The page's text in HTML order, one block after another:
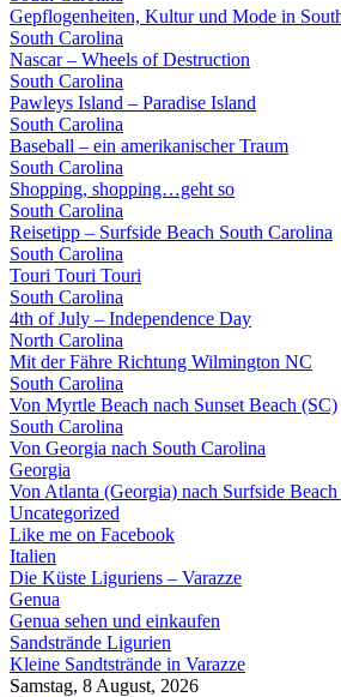
Gepflogenheiten, Kultur und Mode in
South Carolina
Nascar – Wheels of Destruction
South Carolina
Pawleys Island – Paradise Island
South Carolina
Baseball – ein amerikanischer Traum
South Carolina
Shopping, shopping…geht so
South Carolina
Reisetipp – Surfside Beach South Carolina
South Carolina
Touri Touri Touri
South Carolina
4th of July – Independence Day
North Carolina
Mit der Fähre Richtung Wilmington NC
South Carolina
Von Myrtle Beach nach Sunset Beach (SC)
South Carolina
Von Georgia nach South Carolina
Georgia
Von Atlanta (Georgia) nach Surfside
Uncategorized
Like me on Facebook
Italien
Die Küste Liguriens – Varazze
Genua
Genua sehen und einkaufen
Sandstrände Ligurien
Kleine Sandtstrände in Varazze
Samstag, 8 August, 2026